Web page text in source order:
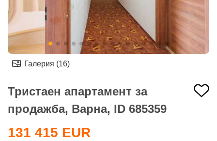
Галерия (16)
Тристаен апартамент за
продажба, Варна, ID 685359
131 415 EUR